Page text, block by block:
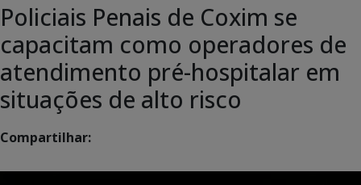
Policiais Penais de Coxim se
capacitam como operadores de
atendimento pré-hospitalar em
situações de alto risco
Compartilhar: